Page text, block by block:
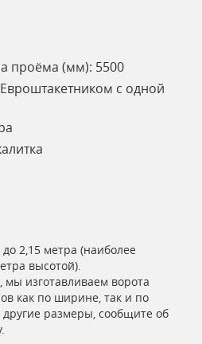
проёма (мм): 5500
с одной
2,15 метра (наиболее
высотой).
изготавливаем ворота
как по ширине, так и по
размеры, сообщите об